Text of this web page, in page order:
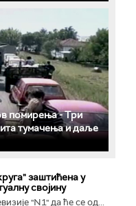
помирења ­- Три
тумачења и даље
заштићена у
својину
"N1" да ће се од...